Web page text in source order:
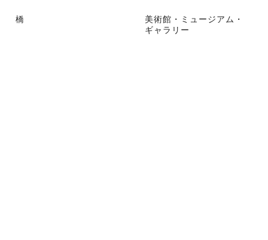
橋
美術館・ミュージアム・
ギャラリー